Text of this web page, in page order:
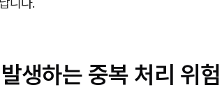
생하는 중복 처리 위험